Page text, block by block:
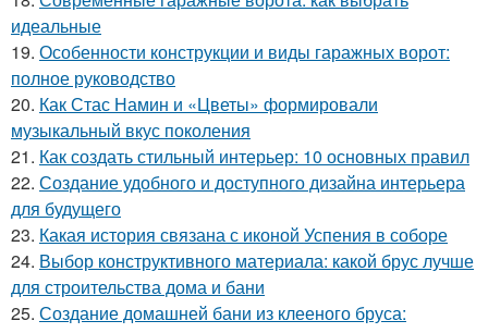
идеальные
19. Особенности конструкции и виды гаражных ворот:
полное руководство
20. Как Стас Намин и «Цветы» формировали
музыкальный вкус поколения
21. Как создать стильный интерьер: 10 основных правил
22. Создание удобного и доступного дизайна интерьера
для будущего
23. Какая история связана с иконой Успения в соборе
24. Выбор конструктивного материала: какой брус лучше
для строительства дома и бани
25. Создание домашней бани из клееного бруса: